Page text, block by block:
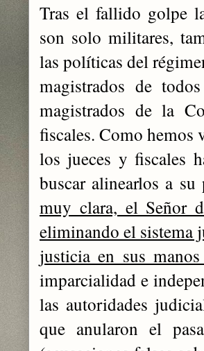
Tras el fallido golpe
son solo militares,
las políticas del
magistrados de
magistrados de la
fiscales. Como hemos
los jueces y fiscales
buscar alinearlos a
muy clara, el Señor
eliminando el sistema
justicia en sus
imparcialidad e
las autoridades
que anularon el